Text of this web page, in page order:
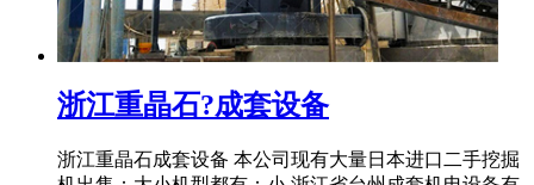
浙江重晶石?成套设备
浙江重晶石 成套设备 本公司现有大量日本进口二手挖掘